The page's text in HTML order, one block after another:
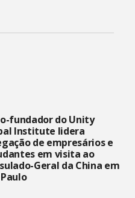
fundador do Unity
Institute lidera
de empresários e
em visita ao
Geral da China em